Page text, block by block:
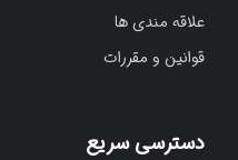
علاقه مندی ها
قوانین و مقررات
دسترسی سریع